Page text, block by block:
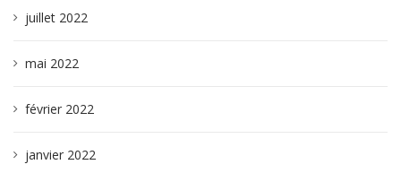
juillet 2022
mai 2022
février 2022
janvier 2022